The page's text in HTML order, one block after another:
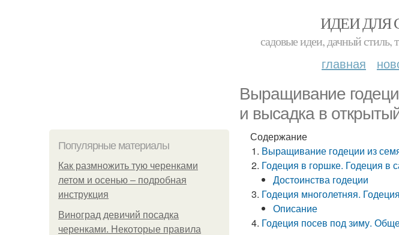
ИДЕИ ДЛЯ
садовые идеи, дачный стиль,
главная
Выращивание
и высадка в
Популярные материалы
Как размножить тую черенками
летом и осенью – подробная
инструкция
Виноград девичий посадка
черенками. Некоторые правила
Содержание
Выращивание годеции из
Годеция в горшке. Годеция в
Достоинства годеции
Годеция многолетняя.
Описание
Годеция посев под зиму.